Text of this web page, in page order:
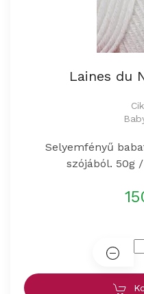
Laines du
Selyemfényű
szójából. 50g /